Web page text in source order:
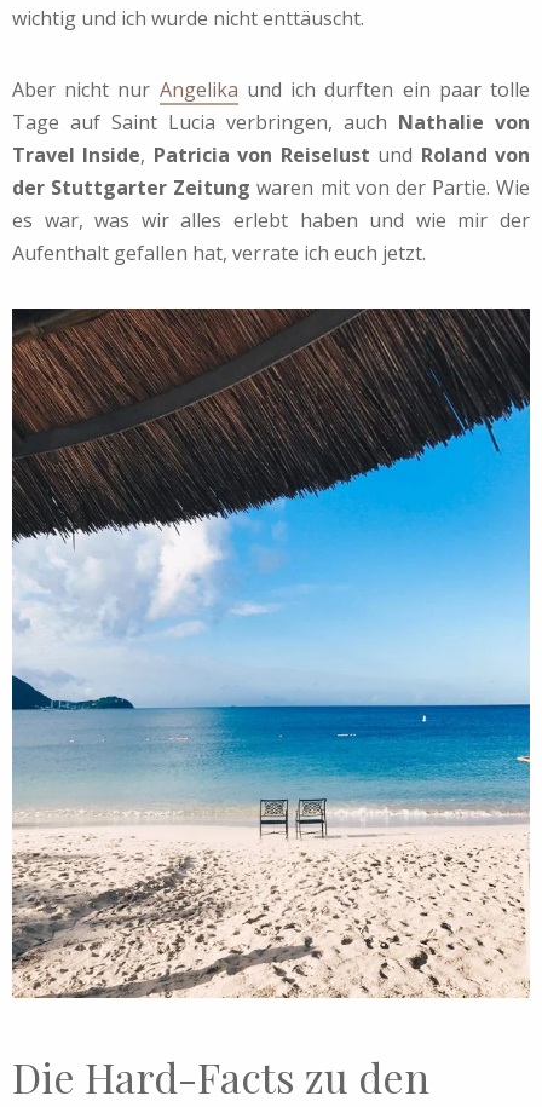
wichtig und ich wurde nicht enttäuscht.
Aber nicht nur Angelika und ich durften ein paar tolle
Tage auf Saint Lucia verbringen, auch Nathalie von
Travel Inside, Patricia von Reiselust und Roland von
der Stuttgarter Zeitung waren mit von der Partie. Wie
es war, was wir alles erlebt haben und wie mir der
Aufenthalt gefallen hat, verrate ich euch jetzt.
Die Hard-Facts zu den